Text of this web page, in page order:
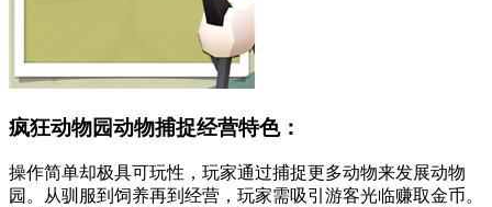
疯狂动物园动物捕捉经营特色：
操作简单却极具可玩性，玩家通过捕捉更多动物来发展动物
园。从驯服到饲养再到经营，玩家需吸引游客光临赚取金币。